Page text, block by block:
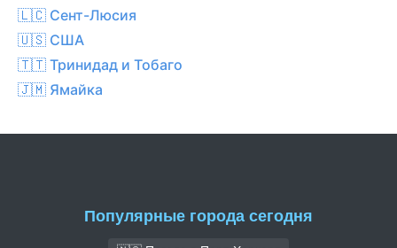
🇱🇨 Сент-Люсия
🇺🇸 США
🇹🇹 Тринидад и Тобаго
🇯🇲 Ямайка
Популярные города сегодня